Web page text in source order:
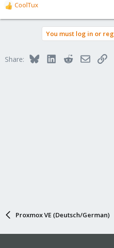
R
e
o
CoolTux
You must log in or
Share: BlueskyLinkedInRedditEmailLink
Proxmox VE (Deutsch/German)